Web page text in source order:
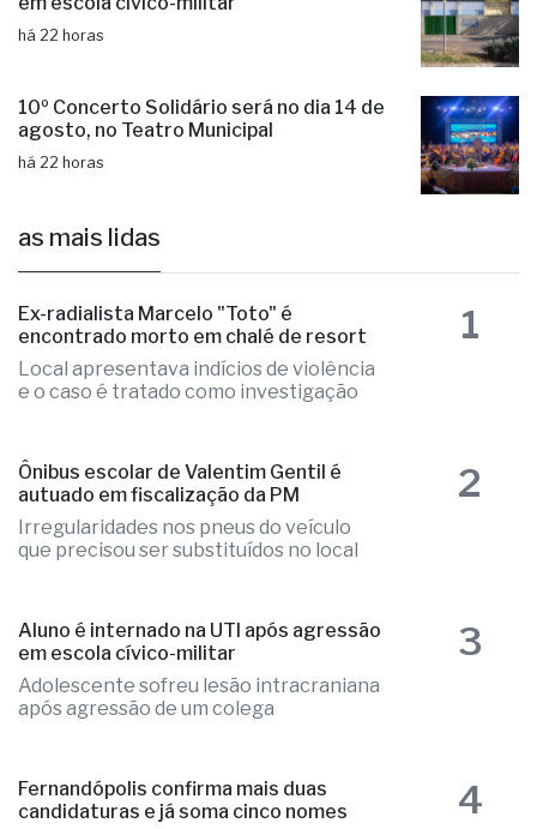
há 22 horas
10º Concerto Solidário será no dia 14 de
agosto, no Teatro Municipal
há 22 horas
as mais lidas
Ex-radialista Marcelo "Toto" é
encontrado morto em chalé de resort
Local apresentava indícios de violência
e o caso é tratado como investigação
1
Ônibus escolar de Valentim Gentil é
autuado em fiscalização da PM
Irregularidades nos pneus do veículo
que precisou ser substituídos no local
2
Aluno é internado na UTI após agressão
em escola cívico-militar
Adolescente sofreu lesão intracraniana
após agressão de um colega
3
Fernandópolis confirma mais duas
candidaturas e já soma cinco nomes
4